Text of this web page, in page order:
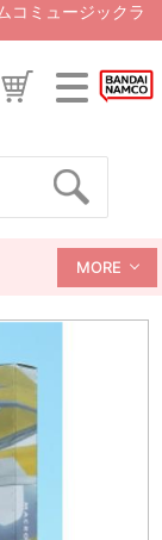
コミュージックラ
MORE